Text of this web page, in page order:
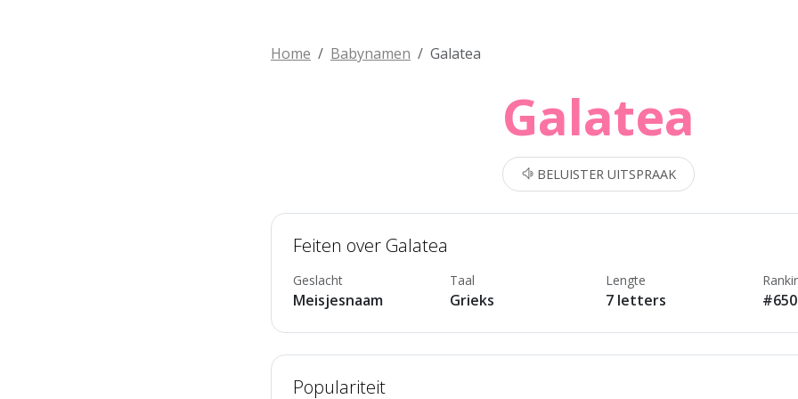
Home Babynamen Galatea
Galatea
BELUISTER UITSPRAAK
Feiten over Galatea
Geslacht
Meisjesnaam
Taal
Grieks
Lengte
7 letters
Populariteit